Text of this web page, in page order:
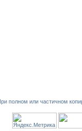
полном или частичном